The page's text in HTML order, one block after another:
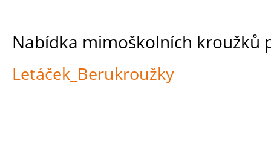
Nabídka mimoškolních kroužků
Letáček_Berukroužky